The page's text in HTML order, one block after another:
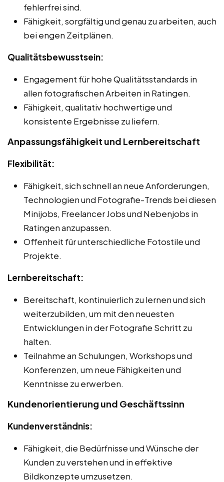
fehlerfrei sind.
Fähigkeit, sorgfältig und genau zu arbeiten, auch
bei engen Zeitplänen.
Qualitätsbewusstsein:
Engagement für hohe Qualitätsstandards in
allen fotografischen Arbeiten in Ratingen.
Fähigkeit, qualitativ hochwertige und
konsistente Ergebnisse zu liefern.
Anpassungsfähigkeit und Lernbereitschaft
Flexibilität:
Fähigkeit, sich schnell an neue Anforderungen,
Technologien und Fotografie-Trends bei diesen
Minijobs, Freelancer Jobs und Nebenjobs in
Ratingen anzupassen.
Offenheit für unterschiedliche Fotostile und
Projekte.
Lernbereitschaft:
Bereitschaft, kontinuierlich zu lernen und sich
weiterzubilden, um mit den neuesten
Entwicklungen in der Fotografie Schritt zu
halten.
Teilnahme an Schulungen, Workshops und
Konferenzen, um neue Fähigkeiten und
Kenntnisse zu erwerben.
Kundenorientierung und Geschäftssinn
Kundenverständnis:
Fähigkeit, die Bedürfnisse und Wünsche der
Kunden zu verstehen und in effektive
Bildkonzepte umzusetzen.